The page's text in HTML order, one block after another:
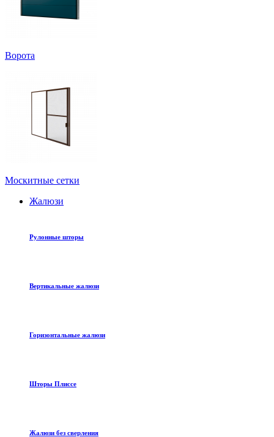
Ворота
Москитные сетки
Жалюзи
Рулонные шторы
Вертикальные жалюзи
Горизонтальные жалюзи
Шторы Плиссе
Жалюзи без сверления